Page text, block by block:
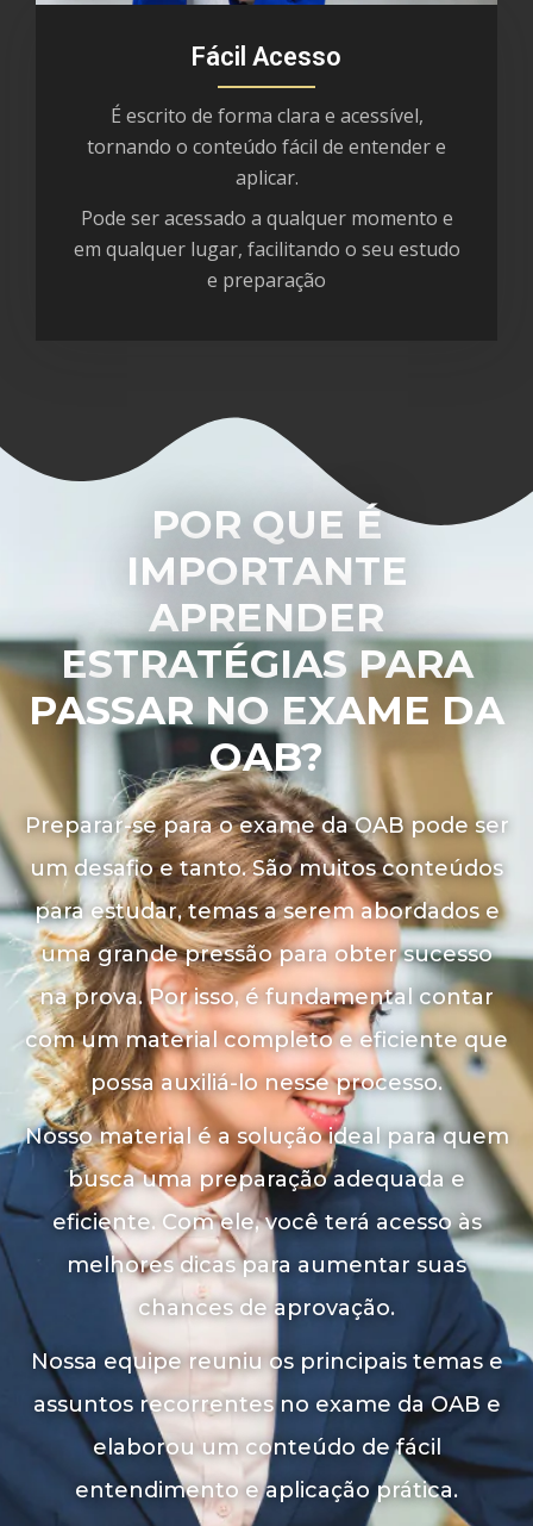
Fácil Acesso
É escrito de forma clara e acessível,
tornando o conteúdo fácil de entender e
aplicar.
Pode ser acessado a qualquer momento e
em qualquer lugar, facilitando o seu estudo
e preparação
POR QUE É
IMPORTANTE
APRENDER
ESTRATÉGIAS PARA
PASSAR NO EXAME DA
OAB?
Preparar-se para o exame da OAB pode ser
um desafio e tanto. São muitos conteúdos
para estudar, temas a serem abordados e
uma grande pressão para obter sucesso
na prova. Por isso, é fundamental contar
com um material completo e eficiente que
possa auxiliá-lo nesse processo.
Nosso material é a solução ideal para quem
busca uma preparação adequada e
eficiente. Com ele, você terá acesso às
melhores dicas para aumentar suas
chances de aprovação.
Nossa equipe reuniu os principais temas e
assuntos recorrentes no exame da OAB e
elaborou um conteúdo de fácil
entendimento e aplicação prática.